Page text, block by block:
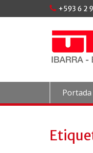
to
+593 6 2
Portada